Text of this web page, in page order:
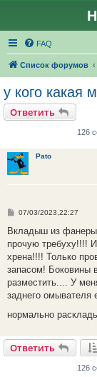
FAQ
Список форумов
у кого какая
Ответить
126
Pato
С
о
щ
е
и
е
07/03/2023,22:27
Вкладыш из фанеры
прочую требуху!!!!
хрена!!!! Только
запасом! Боковины
разместить.... У
заднего
нормально
Ответить
126